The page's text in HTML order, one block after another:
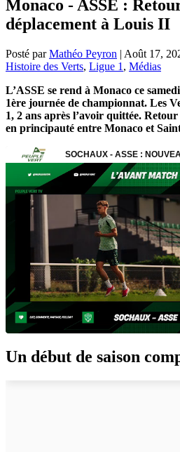
Monaco - ASSE :
déplacement à Louis II
Posté parMathéo Peyron | Août 17,
Histoire des Verts, Ligue 1 , Médias
L’ASSE se rend à Monaco ce
1ère journée de championnat. Les
1, 2 ans après l’avoir quittée.
en principauté entre Monaco et
Un début de saison